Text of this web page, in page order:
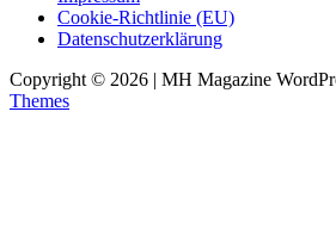
Cookie-Richtlinie (EU)
Datenschutzerklärung
Copyright © 2026 | MH Magazine
Themes